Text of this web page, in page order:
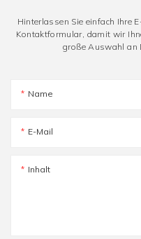
Hinterlassen Sie einfach Ihre
Kontaktformular, damit wir
große Auswahl an
Name
E-Mail
Inhalt